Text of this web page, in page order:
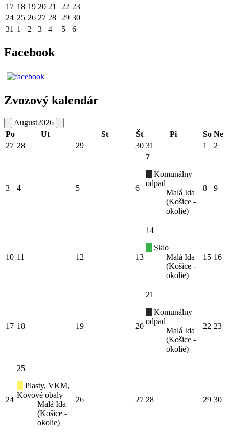
17 18 19 20 21 22 23
24 25 26 27 28 29 30
31 1 2 3 4 5 6
Facebook
Zvozový kalendár
August2026
Po
Ut St Št Pi So Ne
27 28 29 30 31 1 2
3 4 5 6
7
Komunálny
odpad
Malá Ida
(Košice -
okolie)
8 9
10 11 12 13
14
Sklo
Malá Ida
(Košice -
okolie)
15 16
17 18 19 20
21
Komunálny
odpad
Malá Ida
(Košice -
okolie)
22 23
24
25
Plasty, VKM,
Kovové obaly
Malá Ida
(Košice -
okolie)
26 27 28 29 30